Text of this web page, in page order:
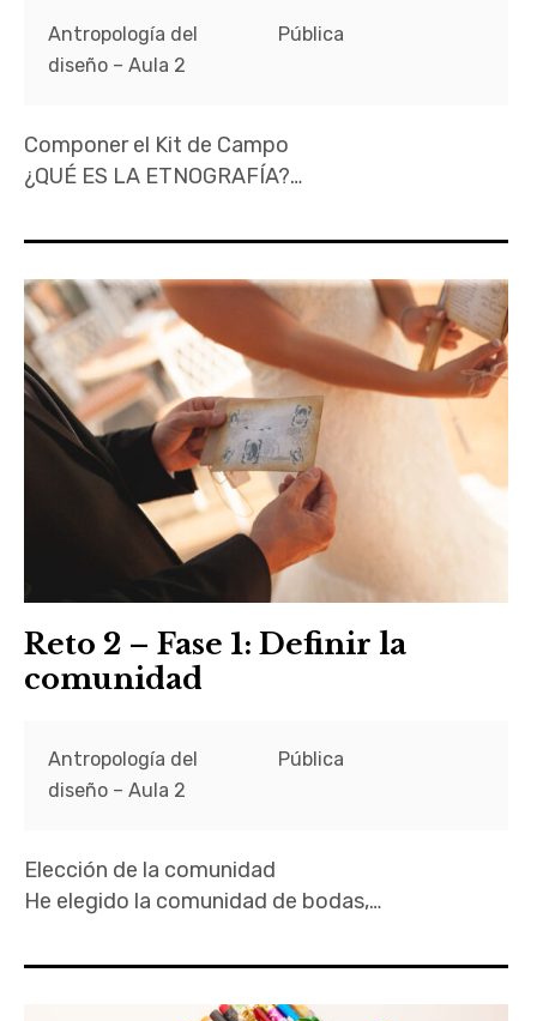
Antropología del
diseño – Aula 2
Pública
Componer el Kit de Campo
¿QUÉ ES LA ETNOGRAFÍA?…
Reto 2 – Fase 1: Definir la
comunidad
Antropología del
diseño – Aula 2
Pública
Elección de la comunidad
He elegido la comunidad de bodas,…